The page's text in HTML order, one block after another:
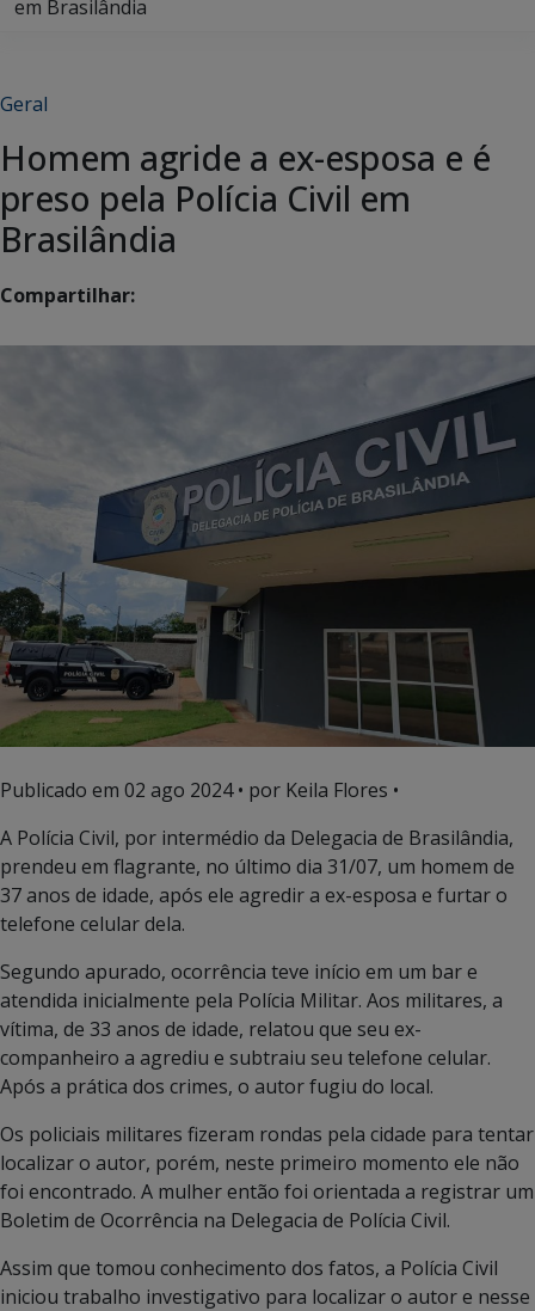
em Brasilândia
Geral
Homem agride a ex-esposa e é
preso pela Polícia Civil em
Brasilândia
Compartilhar:
Publicado em 02 ago 2024• por Keila Flores •
A Polícia Civil, por intermédio da Delegacia de Brasilândia,
prendeu em flagrante, no último dia 31/07, um homem de
37 anos de idade, após ele agredir a ex-esposa e furtar o
telefone celular dela.
Segundo apurado, ocorrência teve início em um bar e
atendida inicialmente pela Polícia Militar. Aos militares, a
vítima, de 33 anos de idade, relatou que seu ex-
companheiro a agrediu e subtraiu seu telefone celular.
Após a prática dos crimes, o autor fugiu do local.
Os policiais militares fizeram rondas pela cidade para tentar
localizar o autor, porém, neste primeiro momento ele não
foi encontrado. A mulher então foi orientada a registrar um
Boletim de Ocorrência na Delegacia de Polícia Civil.
Assim que tomou conhecimento dos fatos, a Polícia Civil
iniciou trabalho investigativo para localizar o autor e nesse